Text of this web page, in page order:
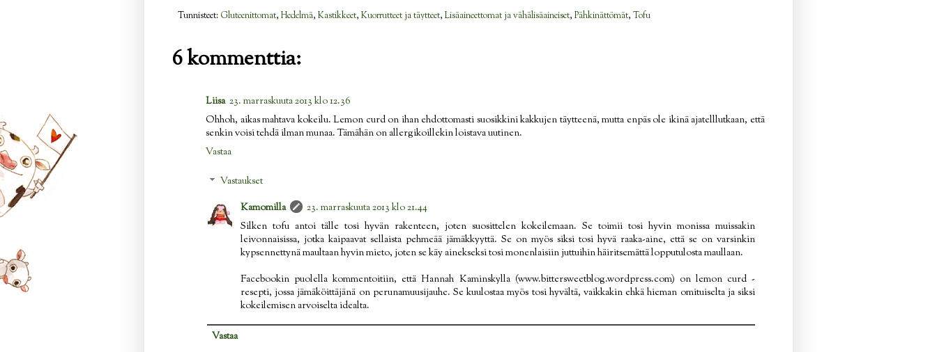
Tunnisteet: Gluteenittomat, Hedelmä, Kastikkeet, Kuorrutteet ja täytteet, Lisäaineettomat ja vähälisäaineiset, Pähkinättömät, Tofu
6 kommenttia:
Liisa 23. marraskuuta 2013 klo 12.36
Ohhoh, aikas mahtava kokeilu. Lemon curd on ihan ehdottomasti suosikkini kakkujen täytteenä, mutta enpäs ole ikinä ajatelllutkaan, että
senkin voisi tehdä ilman munaa. Tämähän on allergikoillekin loistava uutinen.
Vastaa
Vastaukset
Kamomilla
23. marraskuuta 2013 klo 21.44
Silken tofu antoi tälle tosi hyvän rakenteen, joten suosittelen kokeilemaan. Se toimii tosi hyvin monissa muissakin
leivonnaisissa, jotka kaipaavat sellaista pehmeää jämäkkyyttä. Se on myös siksi tosi hyvä raaka-aine, että se on varsinkin
kypsennettynä maultaan hyvin mieto, joten se käy ainekseksi tosi monenlaisiin juttuihin häiritsemättä lopputulosta maullaan.
Facebookin puolella kommentoitiin, että Hannah Kaminskylla (www.bittersweetblog.wordpress.com) on lemon curd -
resepti, jossa jämäköittäjänä on perunamuusijauhe. Se kuulostaa myös tosi hyvältä, vaikkakin ehkä hieman omituiselta ja siksi
kokeilemisen arvoiselta idealta.
Vastaa